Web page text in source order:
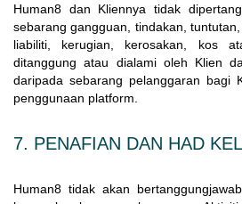
Human8 dan Kliennya tidak
sebarang gangguan, tindakan,
liabiliti, kerugian, kerosakan, kos
ditanggung atau dialami oleh Klien
daripada sebarang pelanggaran bagi
penggunaan platform.
7. PENAFIAN DAN HAD
Human8 tidak akan